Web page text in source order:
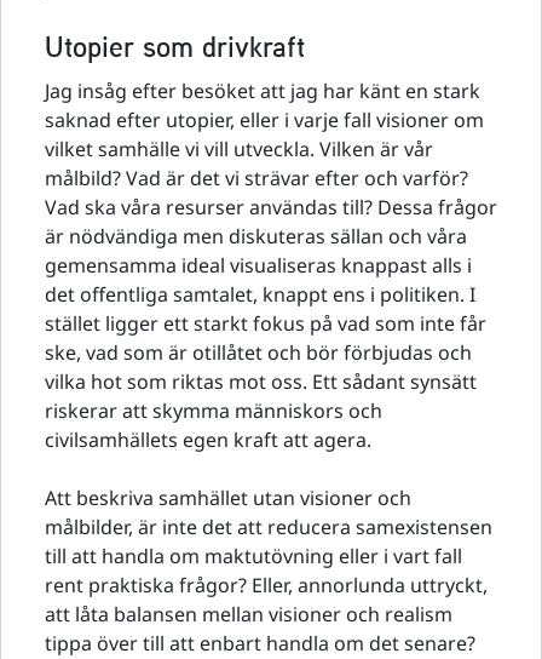
Utopier som drivkraft
Jag insåg efter besöket att jag har känt en stark
saknad efter utopier, eller i varje fall visioner om
vilket samhälle vi vill utveckla. Vilken är vår
målbild? Vad är det vi strävar efter och varför?
Vad ska våra resurser användas till? Dessa frågor
är nödvändiga men diskuteras sällan och våra
gemensamma ideal visualiseras knappast alls i
det offentliga samtalet, knappt ens i politiken. I
stället ligger ett starkt fokus på vad som inte får
ske, vad som är otillåtet och bör förbjudas och
vilka hot som riktas mot oss. Ett sådant synsätt
riskerar att skymma människors och
civilsamhällets egen kraft att agera.
Att beskriva samhället utan visioner och
målbilder, är inte det att reducera samexistensen
till att handla om maktutövning eller i vart fall
rent praktiska frågor? Eller, annorlunda uttryckt,
att låta balansen mellan visioner och realism
tippa över till att enbart handla om det senare?